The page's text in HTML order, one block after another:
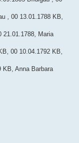
, 00 13.01.1788 KB,
21.01.1788, Maria
00 10.04.1792 KB,
KB, Anna Barbara